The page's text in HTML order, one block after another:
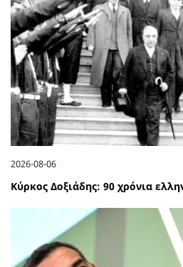
2026-08-06
Κύρκος Δοξιάδης: 90 χρόνια